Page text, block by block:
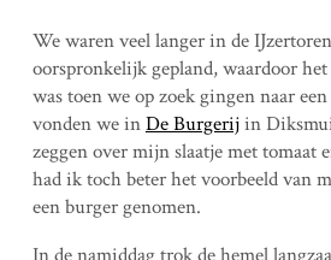
We waren veel langer in de
oorspronkelijk gepland, waardoor
was toen we op zoek gingen naar
vonden we inDe Burgerijin
zeggen over mijn slaatje met tomaat
had ik toch beter het voorbeeld van
een burger genomen.